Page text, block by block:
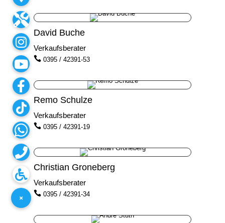
David Buche
Verkaufsberater
 0395 / 42391-53
Remo Schulze
Verkaufsberater
 0395 / 42391-19
Christian Groneberg
Verkaufsberater
 0395 / 42391-34